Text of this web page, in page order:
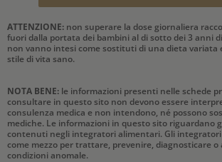
ATTENZIONE: non superare la dose giornaliera
fuori dalla portata dei bambini al di sotto dei 3 anni
non vanno intesi come sostituti di una dieta variata
stile di vita sano.
NOTA BENE: le informazioni presenti nelle schede
consultare in questo sito non devono essere
consulenza medica e non intendono, né possono
mediche. Le informazioni in questo sito riguardano
contenuti negli integratori alimentari. Gli
come mezzo per trattare, prevenire, diagnosticare
condizioni anomale.